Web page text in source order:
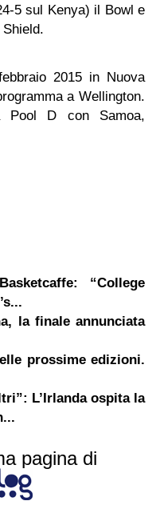
5 sul Kenya) il Bowl e
2015 in Nuova
a Wellington.
Pool D con Samoa,
“College
la finale annunciata
prossime edizioni.
L’Irlanda ospita la
pagina di